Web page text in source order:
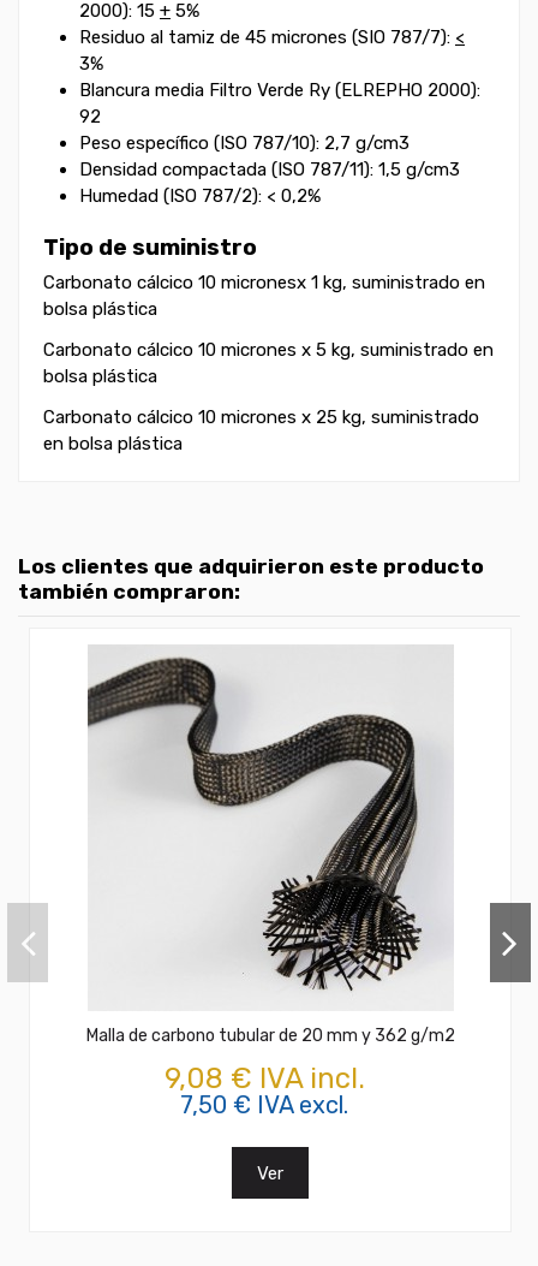
2000): 15 + 5%
Residuo al tamiz de 45 micrones (SIO 787/7): <
3%
Blancura media Filtro Verde Ry (ELREPHO 2000):
92
Peso específico (ISO 787/10): 2,7 g/cm3
Densidad compactada (ISO 787/11): 1,5 g/cm3
Humedad (ISO 787/2): < 0,2%
Tipo de suministro
Carbonato cálcico 10 micronesx 1 kg, suministrado en
bolsa plástica
Carbonato cálcico 10 micrones x 5 kg, suministrado en
bolsa plástica
Carbonato cálcico 10 micrones x 25 kg, suministrado
en bolsa plástica
Los clientes que adquirieron este producto
también compraron:
Malla de carbono tubular de 20 mm y 362 g/m2
9,08 € IVA incl.
7,50 € IVA excl.
Ver